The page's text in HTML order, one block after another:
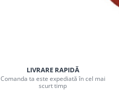
LIVRARE RAPIDĂ
Comanda ta este expediată în cel mai
scurt timp